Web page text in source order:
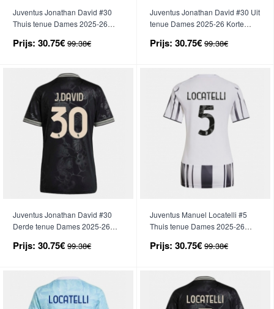
Juventus Jonathan David #30
Thuis tenue Dames 2025-26
Prijs: 30.75€ 99.38€
Juventus Jonathan David #30 Uit
tenue Dames 2025-26 Korte
Prijs: 30.75€ 99.38€
Juventus Jonathan David #30
Derde tenue Dames 2025-26
Prijs: 30.75€ 99.38€
Juventus Manuel Locatelli #5
Thuis tenue Dames 2025-26
Prijs: 30.75€ 99.38€